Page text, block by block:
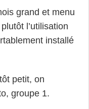
grand et menu
l’utilisation
installé
petit, on
groupe 1.